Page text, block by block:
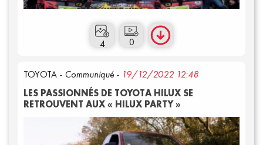
0
4
TOYOTA - Communiqué - 19/12/2022 12:48
LES PASSIONNÉS DE TOYOTA HILUX SE
RETROUVENT AUX « HILUX PARTY »